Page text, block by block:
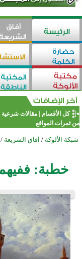
كل الأقسام |مقالات شرعية
من ثمرات المواقع
شبكة الألوكة / آفاق الشريعة /
خطبة: